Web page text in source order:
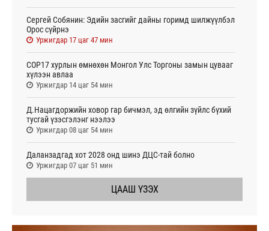
Сергей Собянин: Эдийн засгийг дайны горимд шилжүүлбэл
Орос сүйрнэ
Уржигдар 17 цаг 47 мин
COP17 хурлын өмнөхөн Монгол Улс Торгоны замын цувааг
хүлээн авлаа
Уржигдар 14 цаг 54 мин
Д.Нацагдоржийн ховор гар бичмэл, эд өлгийн зүйлс бүхий
тусгай үзэсгэлэнг нээлээ
Уржигдар 08 цаг 54 мин
Даланзадгад хот 2028 онд шинэ ДЦС-тай болно
Уржигдар 07 цаг 51 мин
ЦААШ ҮЗЭХ